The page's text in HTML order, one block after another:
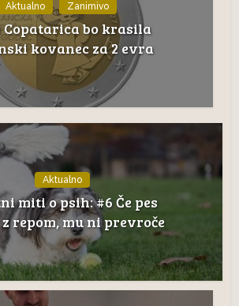
Aktualno Zanimivo
Copatarica bo krasila
kovanec za 2 evra
Aktualno
miti o psih: #6 Če pes
repom, mu ni prevroče